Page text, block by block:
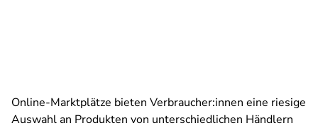
Online-Marktplätze bieten Verbraucher:innen eine riesige
Auswahl an Produkten von unterschiedlichen Händlern